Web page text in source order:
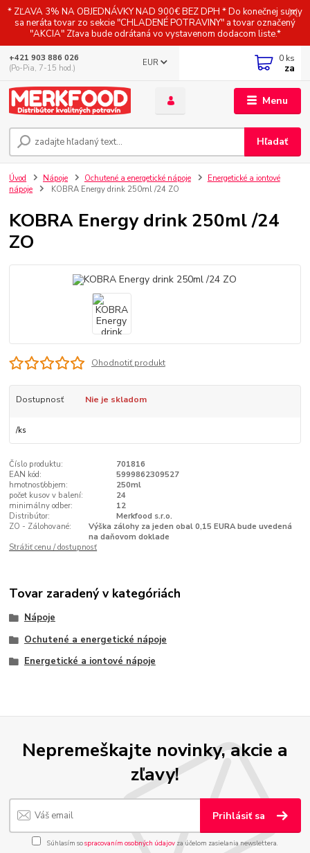
* ZĽAVA 3% NA OBJEDNÁVKY NAD 900€ BEZ DPH * Do konečnej sumy
sa neráta tovar zo sekcie "CHLADENÉ POTRAVINY" a tovar označený
"AKCIA" Zľava bude odrátaná vo vystavenom dodacom liste.*
Menu
EUR
Hľadať
+421 903 886 026
(Po-Pia, 7-15 hod.)
0 ks
za
Úvod Nápoje Ochutené a energetické nápoje
Energetické a iontové
nápoje
KOBRA Energy drink 250ml /24 ZO
KOBRA Energy drink 250ml /24
ZO
Ohodnotiť produkt
Dostupnosť Nie je skladom
/ks
Číslo produktu:
701816
EAN kód:
5999862309527
hmotnosť/objem:
250ml
počet kusov v balení:
24
minimálny odber:
12
Distribútor:
Merkfood s.r.o.
ZO - Zálohované:
Výška zálohy za jeden obal 0,15 EURA bude uvedená
na daňovom doklade
Strážiť cenu / dostupnosť
Tovar zaradený v kategóriách
Nápoje
Ochutené a energetické nápoje
Energetické a iontové nápoje
Nepremeškajte novinky, akcie a
zľavy!
Prihlásiť sa
Súhlasím sospracovaním osobných údajov za účelom zasielania newslettera.